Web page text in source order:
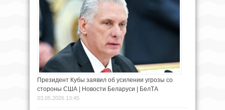
Президент Кубы заявил об усилении угрозы со
стороны США | Новости Беларуси | БелТА
03.05.2026 13:45